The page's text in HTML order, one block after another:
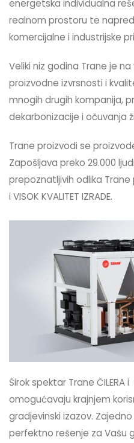
energetska individualna
realnom prostoru te
komercijalne i industrijske
Veliki niz godina Trane je
proizvodne izvrsnosti i
mnogih drugih kompanija,
dekarbonizacije i očuvanja
Trane proizvodi se
Zapošljava preko 29.000
prepoznatljivih odlika Trane
i VISOK KVALITET IZRADE.
Širok spektar Trane
omogućavaju krajnjem
gradjevinski izazov.
perfektno rešenje za Vašu